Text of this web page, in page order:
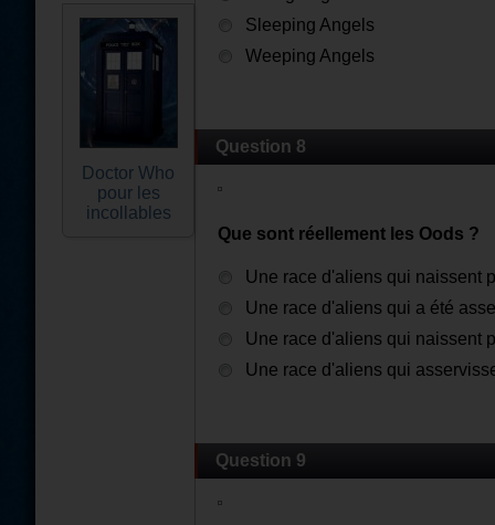
Doctor Who
pour les
incollables
Sleeping Angels
Weeping Angels
Question 8
Que sont réellement les Oods ?
Une race d'aliens qui naissent
Une race d'aliens qui a été
Une race d'aliens qui naissent
Une race d'aliens qui
Question 9